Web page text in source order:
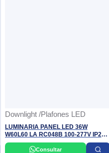
Downlight /Plafones LED
LUMINARIA PANEL LED 36W
W60L60 LA RC048B 100-277V IP20
6500K (4,000 LUMINES) PHILIPS
Consultar